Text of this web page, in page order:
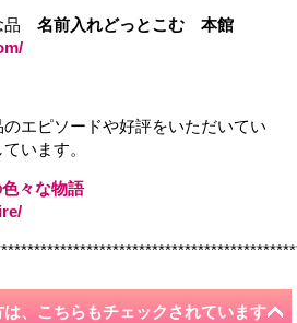
品 名前入れどっとこむ 本館
エピソードや好評をいただいてい
います。
々な物語
、こちらもチェックされています